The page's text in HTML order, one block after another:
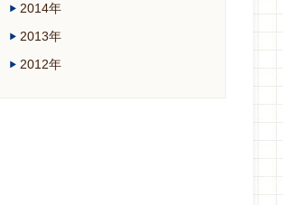
2014年
2013年
2012年